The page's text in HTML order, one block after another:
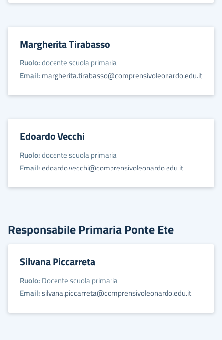
Margherita Tirabasso
Ruolo:docente scuola primaria
Email: margherita.tirabasso@comprensivoleonardo.edu.it
Edoardo Vecchi
Ruolo:docente scuola primaria
Email:edoardo.vecchi@comprensivoleonardo.edu.it
Responsabile Primaria Ponte Ete
Silvana Piccarreta
Ruolo: Docente scuola primaria
Email:silvana.piccarreta@comprensivoleonardo.edu.it